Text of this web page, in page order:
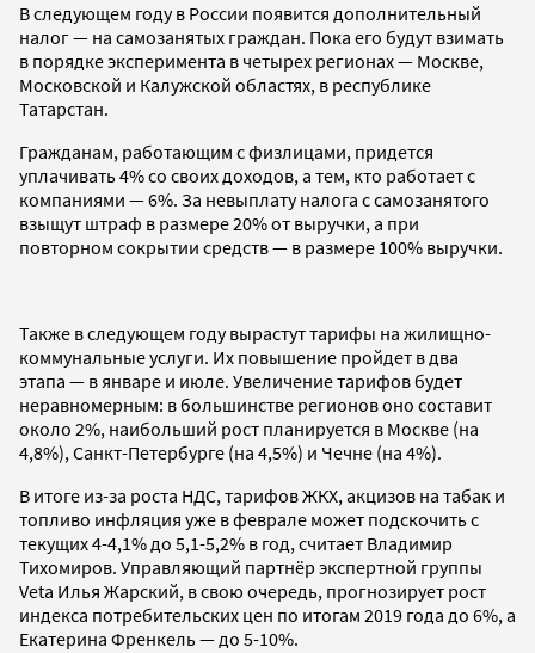
В следующем году в России появится дополнительный
налог — на самозанятых граждан. Пока его будут взимать
в порядке эксперимента в четырех регионах — Москве,
Московской и Калужской областях, в республике
Татарстан.
Гражданам, работающим с физлицами, придется
уплачивать 4% со своих доходов, а тем, кто работает с
компаниями — 6%. За невыплату налога с самозанятого
взыщут штраф в размере 20% от выручки, а при
повторном сокрытии средств — в размере 100% выручки.
Также в следующем году вырастут тарифы на жилищно-
коммунальные услуги. Их повышение пройдет в два
этапа — в январе и июле. Увеличение тарифов будет
неравномерным: в большинстве регионов оно составит
около 2%, наибольший рост планируется в Москве (на
4,8%), Санкт-Петербурге (на 4,5%) и Чечне (на 4%).
В итоге из-за роста НДС, тарифов ЖКХ, акцизов на табак и
топливо инфляция уже в феврале может подскочить с
текущих 4-4,1% до 5,1-5,2% в год, считает Владимир
Тихомиров. Управляющий партнёр экспертной группы
Veta Илья Жарский, в свою очередь, прогнозирует рост
индекса потребительских цен по итогам 2019 года до 6%, а
Екатерина Френкель — до 5-10%.